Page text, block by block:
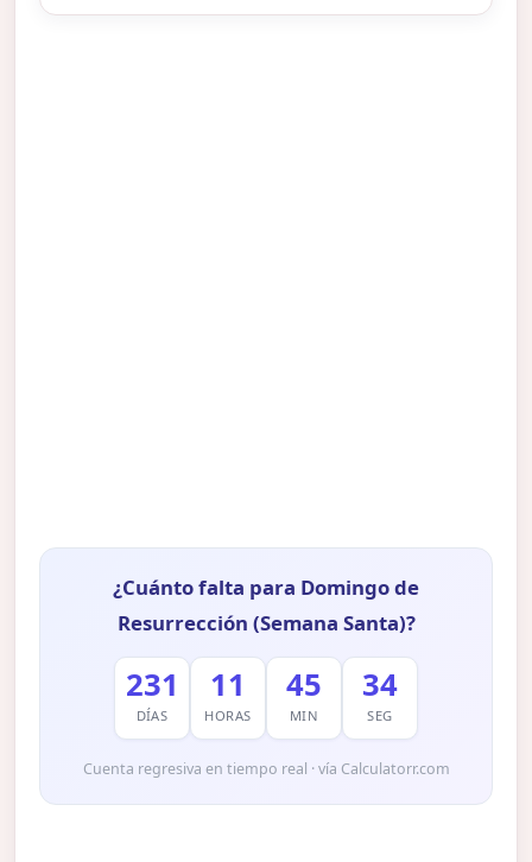
¿Cuánto falta para Domingo de
Resurrección (Semana Santa)?
231
DÍAS
11
HORAS
45
MIN
33
SEG
Cuenta regresiva en tiempo real · vía Calculatorr.com